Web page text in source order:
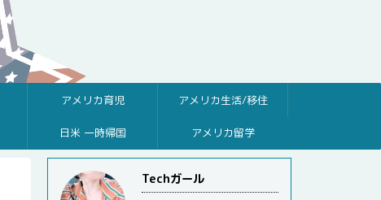
アメリカ育児 アメリカ生活/移住
日米 一時帰国 アメリカ留学
Techガール